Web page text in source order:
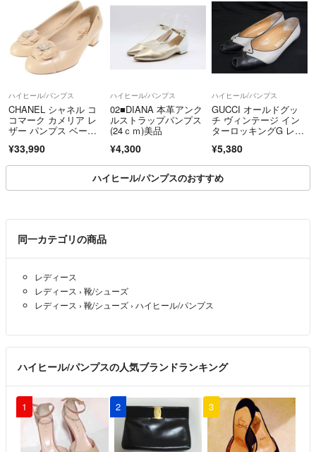
ハイヒール/パンプス
CHANEL シャネル コ
コマーク カメリア レ
ザー パンプス ベージ
¥33,990
ハイヒール/パンプス
02■DIANA 本革アンク
ルストラップパンプス
(24ｃｍ)美品
¥4,300
ハイヒール/パンプス
GUCCI オールドグッ
チ ヴィンテージ イン
ターロッキングG レザ
7 1/2(約24.5cm) 靴 シ
P5450
¥5,380
ハイヒール/パンプスのおすすめ
同一カテゴリの商品
レディース
レディース › 靴/シューズ
レディース › 靴/シューズ › ハイヒール/パンプス
ハイヒール/パンプスの人気ブランドランキング
1 2 3